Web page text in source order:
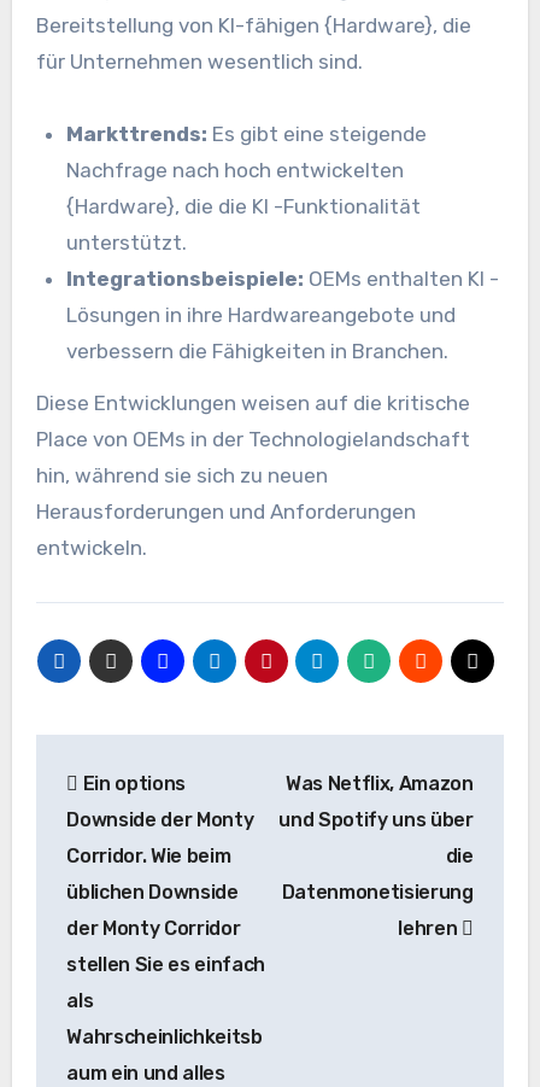
Bereitstellung von KI-fähigen {Hardware}, die
für Unternehmen wesentlich sind.
Markttrends: Es gibt eine steigende
Nachfrage nach hoch entwickelten
{Hardware}, die die KI -Funktionalität
unterstützt.
Integrationsbeispiele: OEMs enthalten KI -
Lösungen in ihre Hardwareangebote und
verbessern die Fähigkeiten in Branchen.
Diese Entwicklungen weisen auf die kritische
Place von OEMs in der Technologielandschaft
hin, während sie sich zu neuen
Herausforderungen und Anforderungen
entwickeln.
Navigation
Ein options
Downside der Monty
Corridor. Wie beim
üblichen Downside
der Monty Corridor
stellen Sie es einfach
als
Wahrscheinlichkeitsb
aum ein und alles
Was Netflix, Amazon
und Spotify uns über
die
Datenmonetisierung
lehren